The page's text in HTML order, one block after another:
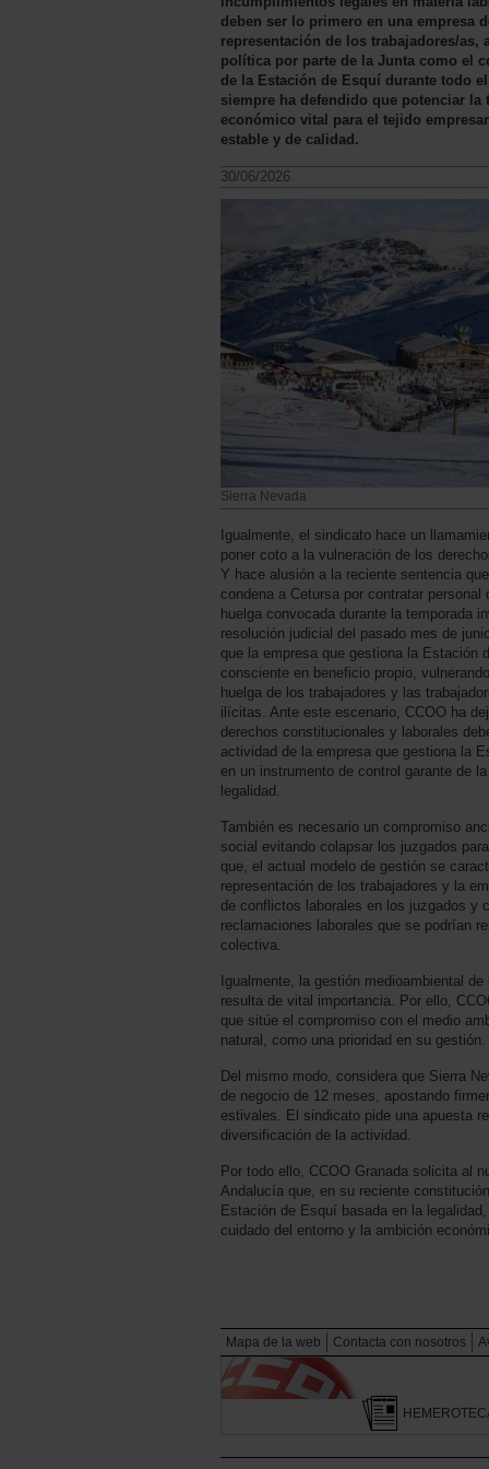
deben ser lo primero en una empresa
representación de los trabajadores/as,
política por parte de la Junta como el
de la Estación de Esquí durante todo
siempre ha defendido que potenciar
económico vital para el tejido
estable y de calidad.
30/06/2026.
Sierra Nevada
Igualmente, el sindicato hace un
poner coto a la vulneración de los
Y hace alusión a la reciente sentencia
condena a Cetursa por contratar
huelga convocada durante la temporada
resolución judicial del pasado mes de
que la empresa que gestiona la Estación
consciente en beneficio propio,
huelga de los trabajadores y las
ilícitas. Ante este escenario, CCOO ha
derechos constitucionales y laborales
actividad de la empresa que gestiona la
en un instrumento de control garante de
legalidad.
También es necesario un compromiso
social evitando colapsar los juzgados
que, el actual modelo de gestión se
representación de los trabajadores y la
de conflictos laborales en los juzgados y
reclamaciones laborales que se podrían
colectiva.
Igualmente, la gestión medioambiental
resulta de vital importancia. Por ello,
que sitúe el compromiso con el medio
natural, como una prioridad en su gestión.
Del mismo modo, considera que Sierra
de negocio de 12 meses, apostando
estivales. El sindicato pide una apuesta
diversificación de la actividad.
Por todo ello, CCOO Granada solicita al
Andalucía que, en su reciente
Estación de Esquí basada en la
cuidado del entorno y la ambición
Mapa de la web Contacta con nosotros